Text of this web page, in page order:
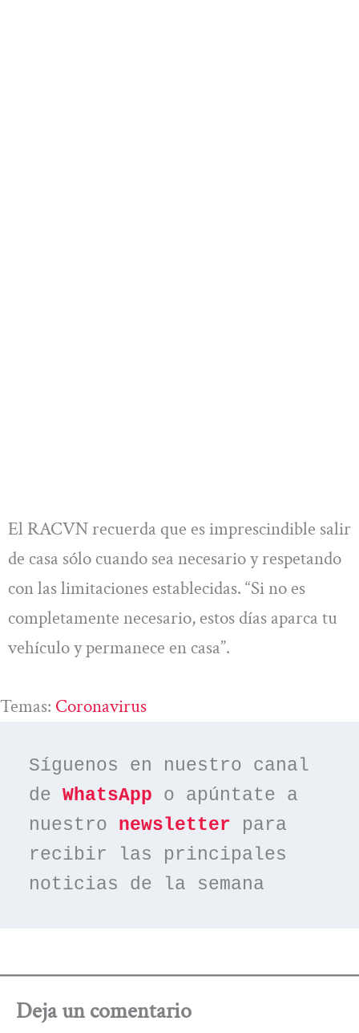
El RACVN recuerda que es imprescindible salir
de casa sólo cuando sea necesario y respetando
con las limitaciones establecidas. “Si no es
completamente necesario, estos días aparca tu
vehículo y permanece en casa”.
Temas: Coronavirus
Síguenos en nuestro canal
de WhatsApp o apúntate a
nuestro newsletter para
recibir las principales
noticias de la semana
Deja un comentario